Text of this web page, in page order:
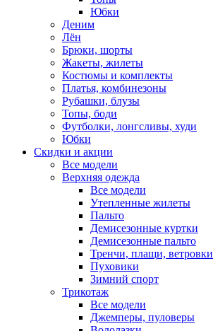
Юбки
Деним
Лён
Брюки, шорты
Жакеты, жилеты
Костюмы и комплекты
Платья, комбинезоны
Рубашки, блузы
Топы, боди
Футболки, лонгсливы, худи
Юбки
Скидки и акции
Все модели
Верхняя одежда
Все модели
Утепленные жилеты
Пальто
Демисезонные куртки
Демисезонные пальто
Тренчи, плащи, ветровки
Пуховики
Зимний спорт
Трикотаж
Все модели
Джемперы, пуловеры